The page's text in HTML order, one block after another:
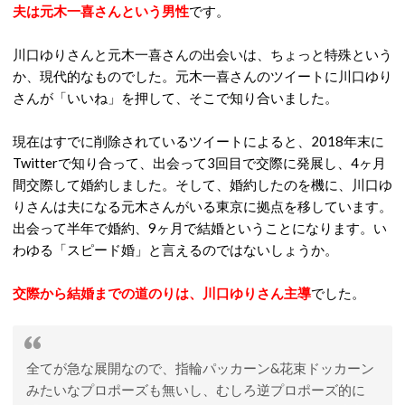
夫は元木一喜さんという男性です。
川口ゆりさんと元木一喜さんの出会いは、ちょっと特殊という
か、現代的なものでした。元木一喜さんのツイートに川口ゆり
さんが「いいね」を押して、そこで知り合いました。
現在はすでに削除されているツイートによると、2018年末に
Twitterで知り合って、出会って3回目で交際に発展し、4ヶ月
間交際して婚約しました。そして、婚約したのを機に、川口ゆ
りさんは夫になる元木さんがいる東京に拠点を移しています。
出会って半年で婚約、9ヶ月で結婚ということになります。い
わゆる「スピード婚」と言えるのではないしょうか。
交際から結婚までの道のりは、川口ゆりさん主導でした。
全てが急な展開なので、指輪パッカーン&花束ドッカーン
みたいなプロポーズも無いし、むしろ逆プロポーズ的に